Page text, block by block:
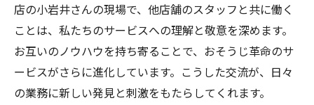
店の小岩井さんの現場で、他店舗のスタッフと共に働く
ことは、私たちのサービスへの理解と敬意を深めます。
お互いのノウハウを持ち寄ることで、おそうじ革命のサ
ービスがさらに進化しています。こうした交流が、日々
の業務に新しい発見と刺激をもたらしてくれます。